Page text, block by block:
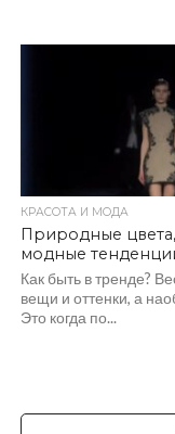
КРАСОТА И МОДА
Природные
модные
Как быть в тренде?
вещи и оттенки, а
Это когда по...